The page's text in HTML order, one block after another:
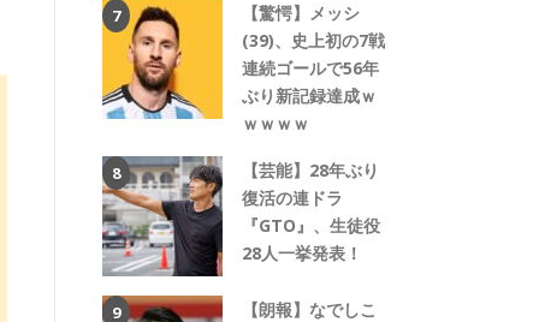
【驚愕】メッシ
(39)、史上初の7戦
連続ゴールで56年
ぶり新記録達成ｗ
ｗｗｗｗ
【芸能】28年ぶり
復活の連ドラ
『GTO』、生徒役
28人一挙発表！
【朗報】なでしこ